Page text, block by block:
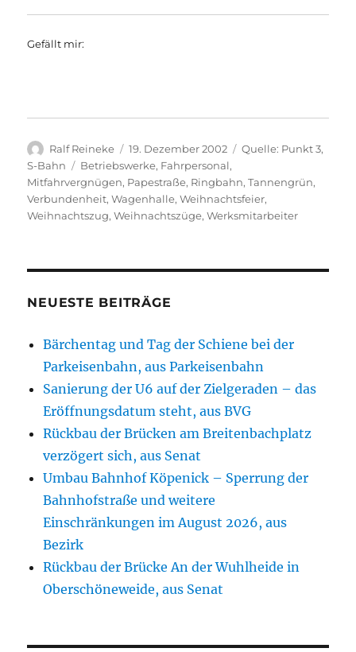
Gefällt mir:
Autor
Ralf Reineke
Veröffentlicht
am
19. Dezember 2002 Kategorien
Quelle: Punkt 3,
S-Bahn
Schlagwörter
Betriebswerke, Fahrpersonal,
Mitfahrvergnügen, Papestraße, Ringbahn,Tannengrün,
Verbundenheit,Wagenhalle,Weihnachtsfeier,
Weihnachtszug,Weihnachtszüge,Werksmitarbeiter
NEUESTE BEITRÄGE
Bärchentag und Tag der Schiene bei der
Parkeisenbahn, aus Parkeisenbahn
Sanierung der U6 auf der Zielgeraden – das
Eröffnungsdatum steht, aus BVG
Rückbau der Brücken am Breitenbachplatz
verzögert sich, aus Senat
Umbau Bahnhof Köpenick – Sperrung der
Bahnhofstraße und weitere
Einschränkungen im August 2026, aus
Bezirk
Rückbau der Brücke An der Wuhlheide in
Oberschöneweide, aus Senat